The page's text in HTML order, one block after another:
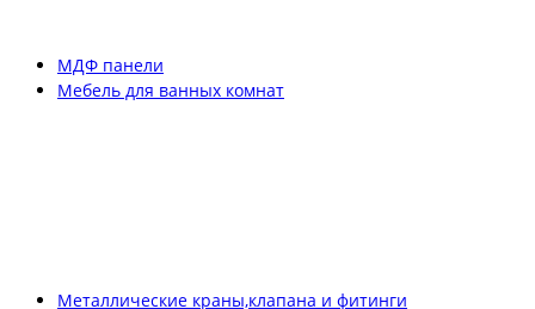
МДФ панели
Мебель для ванных комнат
Металлические краны,клапана и фитинги